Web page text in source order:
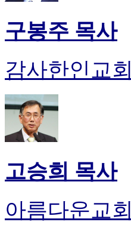
구봉주 목사
감사한인교회
고승희 목사
아름다운교회